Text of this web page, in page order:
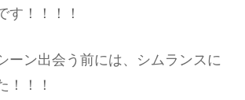
す！！！！
ーン出会う前には、シムランスに
！！！